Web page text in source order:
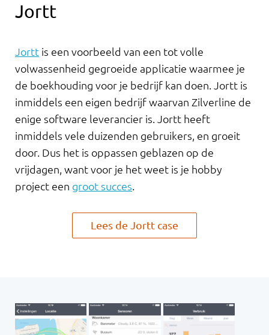
Jortt
Jortt is een voorbeeld van een tot volle
volwassenheid gegroeide applicatie waarmee je
de boekhouding voor je bedrijf kan doen. Jortt is
inmiddels een eigen bedrijf waarvan Zilverline de
enige software leverancier is. Jortt heeft
inmiddels vele duizenden gebruikers, en groeit
door. Dus het is oppassen geblazen op de
vrijdagen, want voor je het weet is je hobby
project een groot succes
Lees de Jortt case